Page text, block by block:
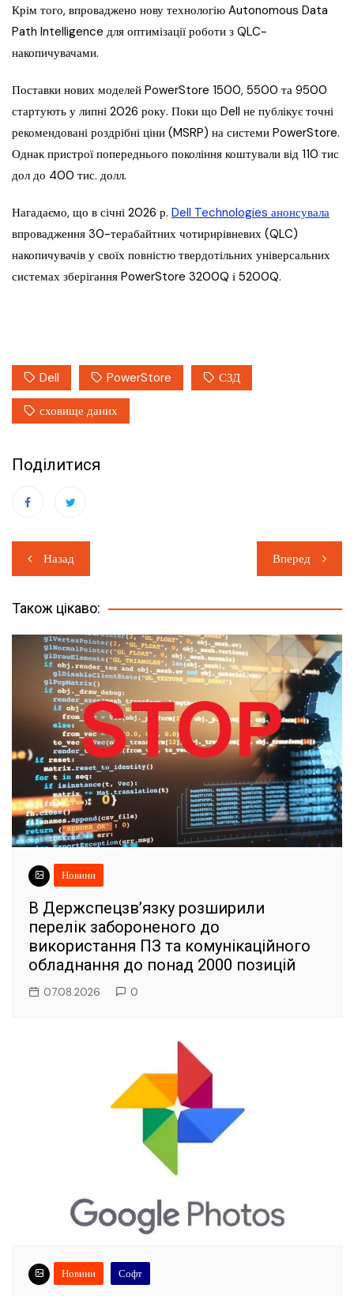
Крім того, впроваджено нову технологію Autonomous Data
Path Intelligence для оптимізації роботи з QLC-
накопичувачами.
Поставки нових моделей PowerStore 1500, 5500 та 9500
стартують у липні 2026 року. Поки що Dell не публікує точні
рекомендовані роздрібні ціни (MSRP) на системи PowerStore.
Однак пристрої попереднього покоління коштували від 110 тис
дол до 400 тис. долл.
Нагадаємо, що в січні 2026 р. Dell Technologies анонсувала
впровадження 30-терабайтних чотирирівневих (QLC)
накопичувачів у своїх повністю твердотільних універсальних
системах зберігання PowerStore 3200Q і 5200Q.
Dell PowerStore СЗД
сховище даних
Поділитися
Навігація
записів
Назад Вперед
Також цікаво:
Новини
В Держспецзв’язку розширили
перелік забороненого до
використання ПЗ та комунікаційного
обладнання до понад 2000 позицій
07.08.2026 0
Новини Софт